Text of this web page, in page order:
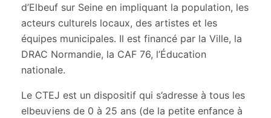
d’Elbeuf sur Seine en impliquant la population, les
acteurs culturels locaux, des artistes et les
équipes municipales. Il est financé par la Ville, la
DRAC Normandie, la CAF 76, l’Éducation
nationale.
Le CTEJ est un dispositif qui s’adresse à tous les
elbeuviens de 0 à 25 ans (de la petite enfance à